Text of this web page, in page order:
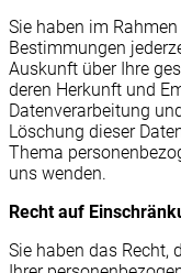
Sie haben im
Bestimmungen
Auskunft über Ihre
deren Herkunft und
Datenverarbeitung
Löschung dieser
Thema
uns wenden.
Recht auf
Sie haben das Recht,